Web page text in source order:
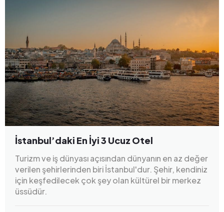
İstanbul’daki En İyi 3 Ucuz Otel
Turizm ve iş dünyası açısından dünyanın en az değer
verilen şehirlerinden biri İstanbul'dur. Şehir, kendiniz
için keşfedilecek çok şey olan kültürel bir merkez
üssüdür.